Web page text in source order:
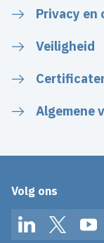
Privacy en
Veiligheid
Algemene
Volg ons
LinkedInTwitter